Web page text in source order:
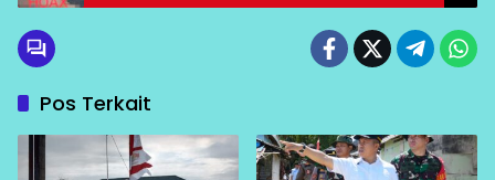
Pos Terkait